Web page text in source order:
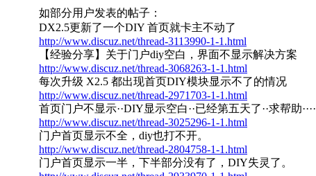
如部分用户发表的帖子：
DX2.5更新了一个DIY 首页就卡主不动了
http://www.discuz.net/thread-3113990-1-1.html
【经验分享】关于门户diy空白，界面不显示解决方案
http://www.discuz.net/thread-3068263-1-1.html
每次升级 X2.5 都出现首页DIY模块显示不了的情况
http://www.discuz.net/thread-2971703-1-1.html
首页门户不显示··DIY显示空白··已经第五天了··求帮助····
http://www.discuz.net/thread-3025296-1-1.html
门户首页显示不全，diy也打不开。
http://www.discuz.net/thread-2804758-1-1.html
门户首页显示一半，下半部分没有了，DIY失灵了。